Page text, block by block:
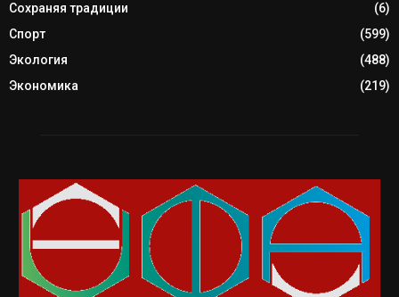
Сохраняя традиции
(6)
Спорт
(599)
Экология
(488)
Экономика
(219)